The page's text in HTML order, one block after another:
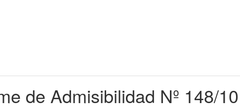
de Admisibilidad Nº 148/10